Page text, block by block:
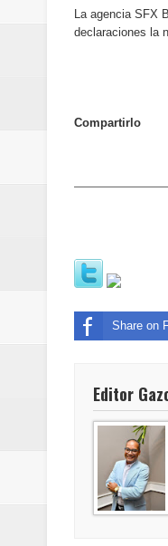
La agencia SFX
declaraciones la
Compartirlo
Share on
Editor